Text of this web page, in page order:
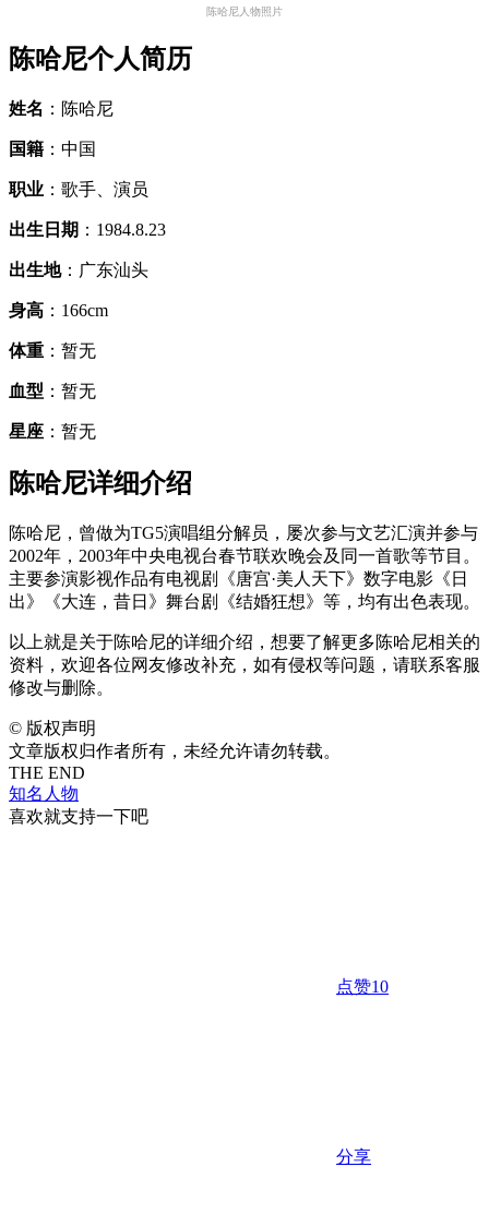
陈哈尼人物照片
陈哈尼个人简历
姓名 ：陈哈尼
国籍 ：中国
职业 ：歌手、演员
出生日期 ：1984.8.23
出生地：广东汕头
身高 ：166cm
体重 ：暂无
血型 ：暂无
星座 ：暂无
陈哈尼详细介绍
陈哈尼，曾做为TG5演唱组分解员，屡次参与文艺汇演并参与
2002年，2003年中央电视台春节联欢晚会及同一首歌等节目。
主要参演影视作品有电视剧《唐宫·美人天下》数字电影《日
出》《大连，昔日》舞台剧《结婚狂想》等，均有出色表现。
以上就是关于陈哈尼的详细介绍，想要了解更多陈哈尼相关的
资料，欢迎各位网友修改补充，如有侵权等问题，请联系客服
修改与删除。
© 版权声明
文章版权归作者所有，未经允许请勿转载。
THE END
知名人物
喜欢就支持一下吧
点赞10
分享